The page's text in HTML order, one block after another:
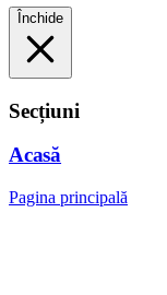
Închide
Secțiuni
Acasă
Pagina principală